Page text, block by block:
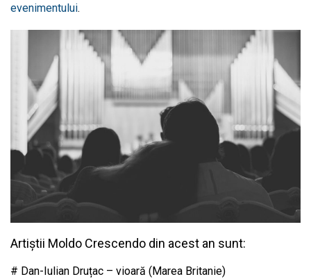
evenimentului.
Artiștii Moldo Crescendo din acest an sunt:
# Dan-Iulian Druțac – vioară (Marea Britanie)